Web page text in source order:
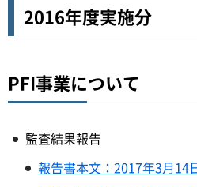
2016年度実施分
PFI事業について
監査結果報告
報告書本文：2017年3月14